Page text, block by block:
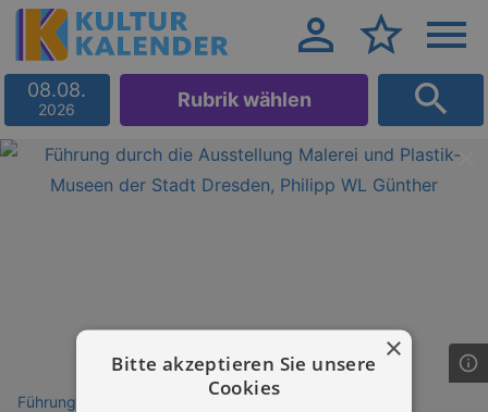
08.08.
2026 Rubrik wählen
Führungen
×
Bitte akzeptieren Sie unsere
Cookies